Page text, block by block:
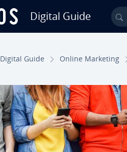
Digital Guide
Digital Guide Online Marketing